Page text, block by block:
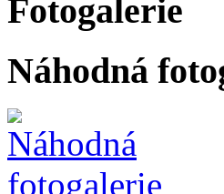
Fotogalerie
Náhodná